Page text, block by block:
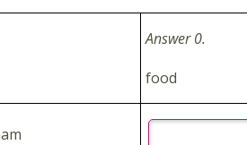
0.
Answer 0.
food